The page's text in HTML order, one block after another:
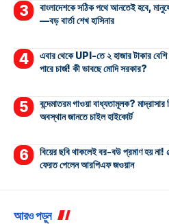
বাংলাদেশকে সঠিক পথে আনতেই হবে,
—বড় বার্তা শেখ হাসিনার
এবার থেকে UPI-তে ২ হাজার টাকার বেশি
পারে চার্জ! কী ভাবছে মোদি সরকার?
বন্দেমাতরম গাওয়া বাধ্যতামূলক? মাদ্রাসার
অবস্থান জানতে চাইল হাইকোর্ট
বিয়ের ছবি থাকলেই বর-বউ প্রমাণ হয় না!
ফেরত পেলেন আরপিএফ জওয়ান
আরও পড়ুন